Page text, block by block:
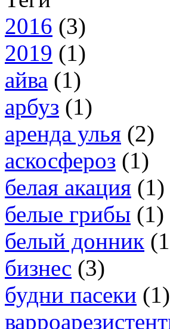
2016 (3)
2019 (1)
айва (1)
арбуз (1)
аренда улья (2)
аскосфероз (1)
белая акация (1)
белые грибы (1)
белый донник
бизнес (3)
будни пасеки (1)